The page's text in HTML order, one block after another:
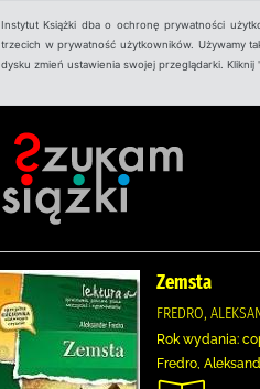
Instytut Książki dba o ochronę prywatności
trzecich w prywatność użytkowników. Używamy
dysku zmień ustawienia swojej przeglądarki.
Zemsta
FREDRO,
Rok wydania:
Fredro,